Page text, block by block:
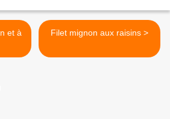
Filet mignon aux raisins >